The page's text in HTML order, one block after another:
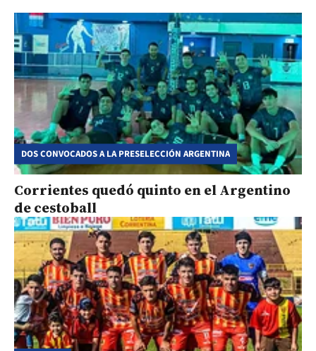
DOS CONVOCADOS A LA PRESELECCIÓN ARGENTINA
Corrientes quedó quinto en el Argentino
de cestoball